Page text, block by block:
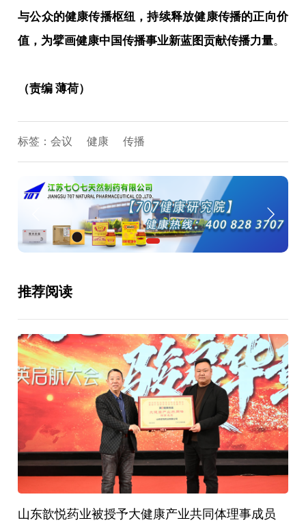
与公众的健康传播枢纽，持续释放健康传播的正向价
值，为擘画健康中国传播事业新蓝图贡献传播力量。
（责编 薄荷）
标签：会议 健康 传播
推荐阅读
山东歆悦药业被授予大健康产业共同体理事成员